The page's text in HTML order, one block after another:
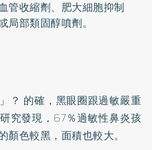
管收縮劑、肥大細胞抑制
局部類固醇噴劑。
？ 的確，黑眼圈跟過敏嚴重
究發現，67％過敏性鼻炎孩
色較黑，面積也較大。